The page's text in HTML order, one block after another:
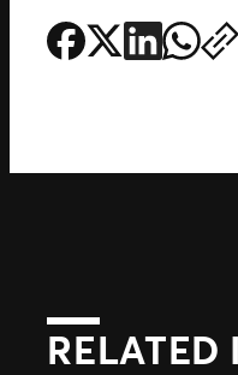
RELATED